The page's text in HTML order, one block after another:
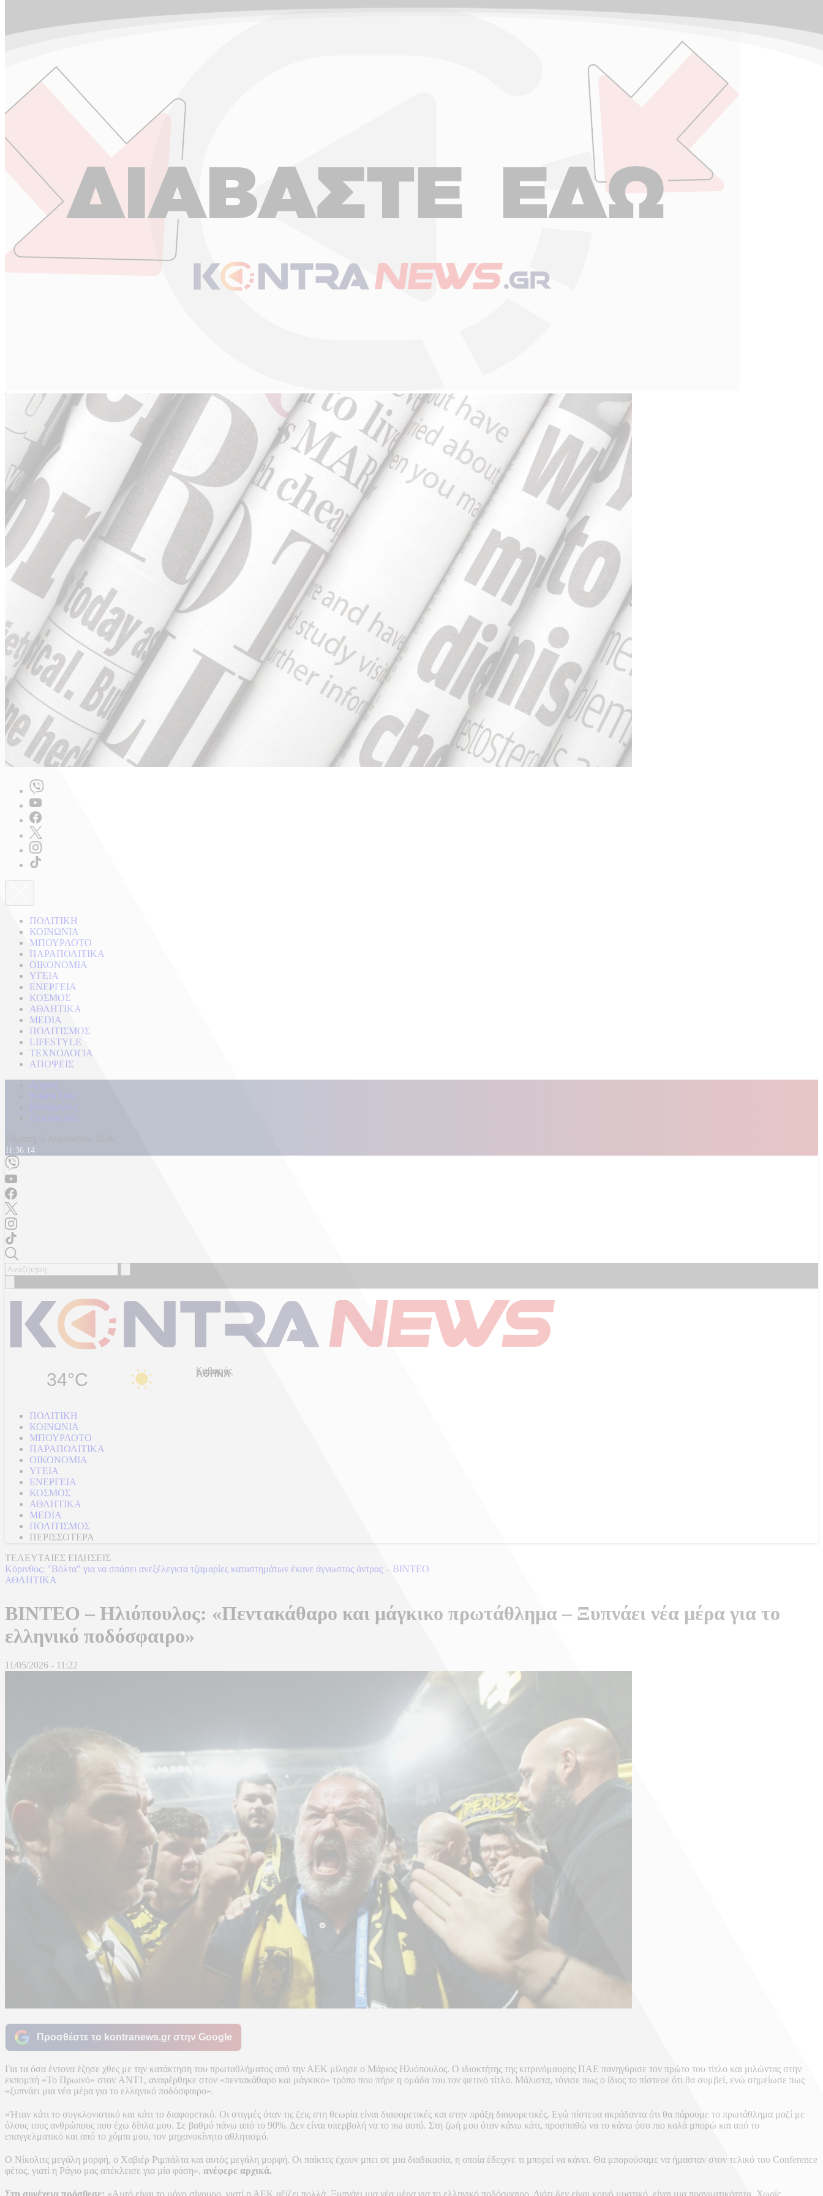
ΠΟΛΙΤΙΚΗ
ΚΟΙΝΩΝΙΑ
ΜΠΟΥΡΛΟΤΟ
ΠΑΡΑΠΟΛΙΤΙΚΑ
ΟΙΚΟΝΟΜΙΑ
ΥΓΕΙΑ
ΕΝΕΡΓΕΙΑ
ΚΟΣΜΟΣ
ΑΘΛΗΤΙΚΑ
MEDIA
ΠΟΛΙΤΙΣΜΟΣ
LIFESTYLE
ΤΕΧΝΟΛΟΓΙΑ
ΑΠΟΨΕΙΣ
Αρχική
Kontra Live
Καταγγελίες
Επικοινωνία
11:36:16
34°C Καθαρός
ΠΟΛΙΤΙΚΗ
ΚΟΙΝΩΝΙΑ
ΜΠΟΥΡΛΟΤΟ
ΠΑΡΑΠΟΛΙΤΙΚΑ
ΟΙΚΟΝΟΜΙΑ
ΥΓΕΙΑ
ΕΝΕΡΓΕΙΑ
ΚΟΣΜΟΣ
ΑΘΛΗΤΙΚΑ
MEDIA
ΠΟΛΙΤΙΣΜΟΣ
ΠΕΡΙΣΣΟΤΕΡΑ
ΤΕΛΕΥΤΑΙΕΣ ΕΙΔΗΣΕΙΣ
Κόρινθος: "Βόλτα" για να σπάσει ανεξέλεγκτα τζαμαρίες καταστημάτων έκανε άγνωστος άντρας – ΒΙΝΤΕΟ
ΑΘΛΗΤΙΚΑ
ΒΙΝΤΕΟ – Ηλιόπουλος: «Πεντακάθαρο και μάγκικο πρωτάθλημα – Ξυπνάει νέα μέρα για το
ελληνικό ποδόσφαιρο»
11/05/2026 - 11:22
Προσθέστε το kontranews.gr στην Google
Για τα όσα έντονα έζησε χθες με την κατάκτηση του πρωταθλήματος από την ΑΕΚ μίλησε ο Μάριος Ηλιόπουλος. Ο ιδιοκτήτης της κιτρινόμαυρης ΠΑΕ πανηγύρισε τον πρώτο του τίτλο και μιλώντας στην
εκπομπή «Το Πρωινό» στον ANT1, αναφέρθηκε στον «πεντακάθαρο και μάγκικο» τρόπο που πήρε η ομάδα του τον φετινό τίτλο. Μάλιστα, τόνισε πως ο ίδιος το πίστευε ότι θα συμβεί, ενώ σημείωσε πως
«ξυπνάει μια νέα μέρα για το ελληνικό ποδόσφαιρο».
«Ήταν κάτι το συγκλονιστικό και κάτι το διαφορετικό. Οι στιγμές όταν τις ζεις στη θεωρία είναι διαφορετικές και στην πράξη διαφορετικές. Εγώ πίστευα ακράδαντα ότι θα πάρουμε το πρωτάθλημα μαζί με
όλους τους ανθρώπους που έχω δίπλα μου. Σε βαθμό πάνω από το 90%. Δεν είναι υπερβολή να το πω αυτό. Στη ζωή μου όταν κάνω κάτι, προσπαθώ να το κάνω όσο πιο καλά μπορώ και από το
επαγγελματικό και από το χόμπι μου, τον μηχανοκίνητο αθλητισμό.
Ο Νίκολιτς μεγάλη μορφή, ο Χαβιέρ Ριμπάλτα και αυτός μεγάλη μορφή. Οι παίκτες έχουν μπει σε μια διαδικασία, η οποία έδειχνε τι μπορεί να κάνει. Θα μπορούσαμε να ήμασταν στον τελικό του Conference
φέτος, γιατί η Ράγιο μας απέκλεισε για μία φάση», ανέφερε αρχικά.
Στη συνέχεια πρόσθεσε: «Αυτό είναι το μόνο σίγουρο, γιατί η ΑΕΚ αξίζει πολλά. Ξυπνάει μια νέα μέρα για το ελληνικό ποδόσφαιρο. Διότι δεν είναι κοινό μυστικό, είναι μια πραγματικότητα. Χωρίς